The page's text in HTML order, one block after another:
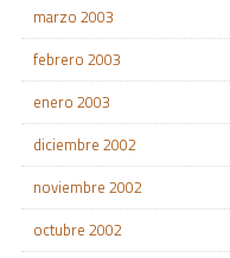
marzo 2003
febrero 2003
enero 2003
diciembre 2002
noviembre 2002
octubre 2002